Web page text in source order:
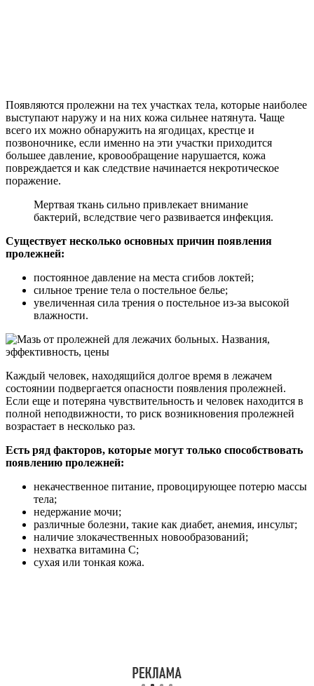
Появляются пролежни на тех участках тела, которые наиболее
выступают наружу и на них кожа сильнее натянута. Чаще
всего их можно обнаружить на ягодицах, крестце и
позвоночнике, если именно на эти участки приходится
большее давление, кровообращение нарушается, кожа
повреждается и как следствие начинается некротическое
поражение.
Мертвая ткань сильно привлекает внимание
бактерий, вследствие чего развивается инфекция.
Существует несколько основных причин появления
пролежней:
постоянное давление на места сгибов локтей;
сильное трение тела о постельное белье;
увеличенная сила трения о постельное из-за высокой
влажности.
Каждый человек, находящийся долгое время в лежачем
состоянии подвергается опасности появления пролежней.
Если еще и потеряна чувствительность и человек находится в
полной неподвижности, то риск возникновения пролежней
возрастает в несколько раз.
Есть ряд факторов, которые могут только способствовать
появлению пролежней:
некачественное питание, провоцирующее потерю массы
тела;
недержание мочи;
различные болезни, такие как диабет, анемия, инсульт;
наличие злокачественных новообразований;
нехватка витамина С;
сухая или тонкая кожа.